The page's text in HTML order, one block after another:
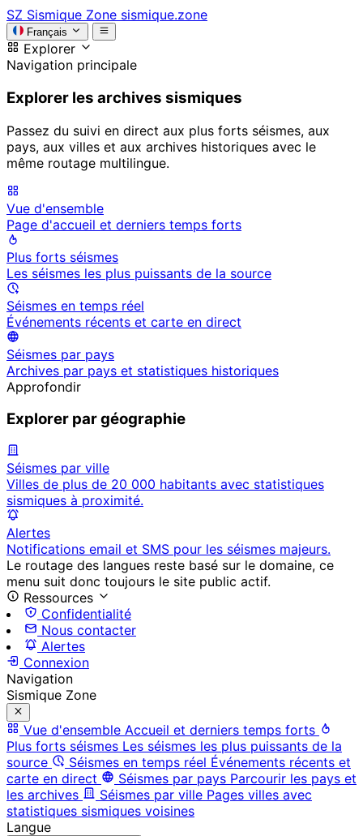
SZ Sismique Zone sismique.zone
Français
Explorer
Navigation principale
Explorer les archives sismiques
Passez du suivi en direct aux plus forts séismes, aux
pays, aux villes et aux archives historiques avec le
même routage multilingue.
Vue d'ensemble
Page d'accueil et derniers temps forts
Plus forts séismes
Les séismes les plus puissants de la source
Séismes en temps réel
Événements récents et carte en direct
Séismes par pays
Archives par pays et statistiques historiques
Approfondir
Explorer par géographie
Séismes par ville
Villes de plus de 20 000 habitants avec statistiques
sismiques à proximité.
Alertes
Notifications email et SMS pour les séismes majeurs.
Le routage des langues reste basé sur le domaine, ce
menu suit donc toujours le site public actif.
Ressources
Confidentialité
Nous contacter
Alertes
Connexion
Navigation
Sismique Zone
Vue d'ensemble Accueil et derniers temps forts
Plus forts séismes Les séismes les plus puissants de la
source
Séismes en temps réel Événements récents et
carte en direct
Séismes par pays Parcourir les pays et
les archives
Séismes par ville Pages villes avec
statistiques sismiques voisines
Langue